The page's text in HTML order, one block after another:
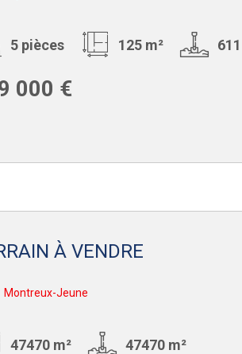
5 pièces 125 m²
000 €
À VENDRE
Montreux-Jeune
47470 m² 47470 m²